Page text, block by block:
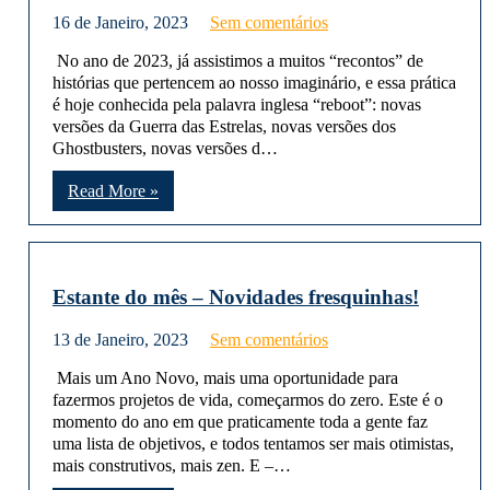
16 de Janeiro, 2023 Sem comentários
No ano de 2023, já assistimos a muitos “recontos” de
histórias que pertencem ao nosso imaginário, e essa prática
é hoje conhecida pela palavra inglesa “reboot”: novas
versões da Guerra das Estrelas, novas versões dos
Ghostbusters, novas versões d…
Read More »
Estante do mês – Novidades fresquinhas!
13 de Janeiro, 2023 Sem comentários
Mais um Ano Novo, mais uma oportunidade para
fazermos projetos de vida, começarmos do zero. Este é o
momento do ano em que praticamente toda a gente faz
uma lista de objetivos, e todos tentamos ser mais otimistas,
mais construtivos, mais zen. E –…